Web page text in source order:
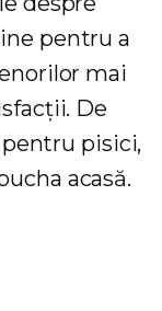
pentru a
mai
De
pisici,
acasă.